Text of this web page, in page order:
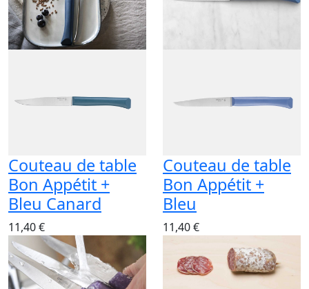
Couteau de table
Bon Appétit +
Bleu Canard
11,40 €
Couteau de table
Bon Appétit +
Bleu
11,40 €